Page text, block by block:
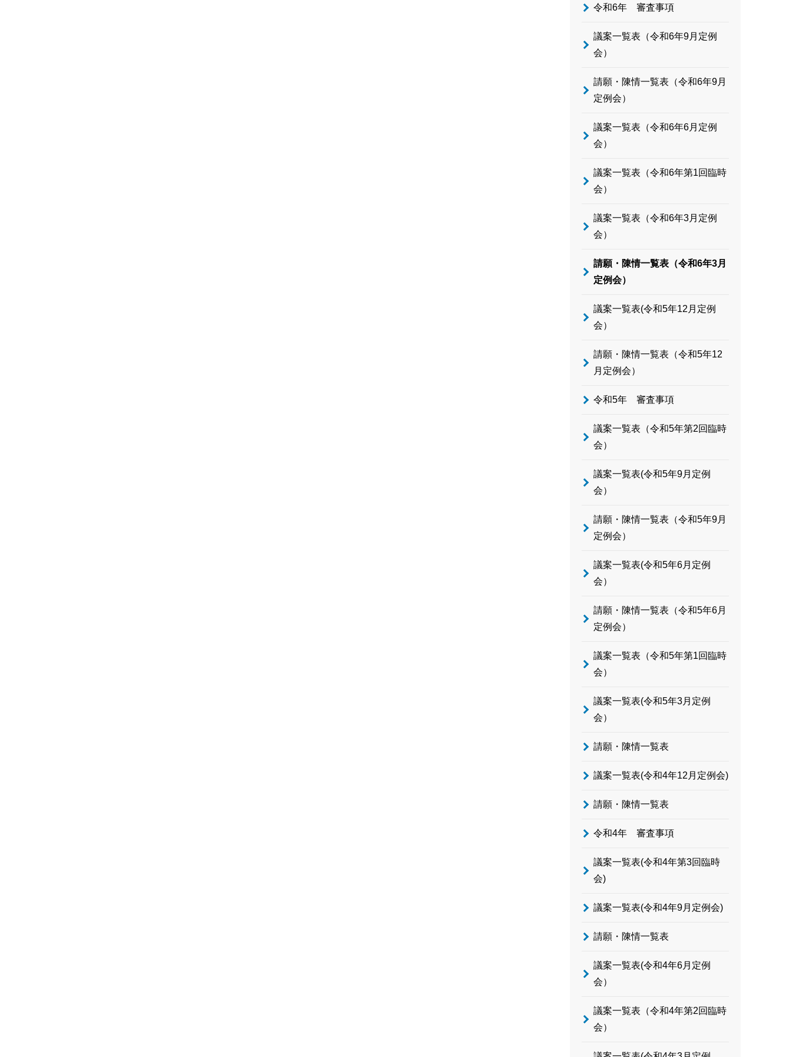
令和6年 審査事項
議案一覧表（令和6年9月定例
会）
請願・陳情一覧表（令和6年9月
定例会）
議案一覧表（令和6年6月定例
会）
議案一覧表（令和6年第1回臨時
会）
議案一覧表（令和6年3月定例
会）
請願・陳情一覧表（令和6年3月
定例会）
議案一覧表(令和5年12月定例
会）
請願・陳情一覧表（令和5年12
月定例会）
令和5年 審査事項
議案一覧表（令和5年第2回臨時
会）
議案一覧表(令和5年9月定例
会）
請願・陳情一覧表（令和5年9月
定例会）
議案一覧表(令和5年6月定例
会）
請願・陳情一覧表（令和5年6月
定例会）
議案一覧表（令和5年第1回臨時
会）
議案一覧表(令和5年3月定例
会）
請願・陳情一覧表
議案一覧表(令和4年12月定例会)
請願・陳情一覧表
令和4年 審査事項
議案一覧表(令和4年第3回臨時
会)
議案一覧表(令和4年9月定例会)
請願・陳情一覧表
議案一覧表(令和4年6月定例
会）
議案一覧表（令和4年第2回臨時
会）